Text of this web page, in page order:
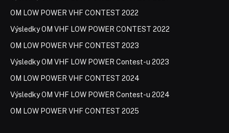
OM LOW POWER VHF CONTEST 2022
Výsledky OM VHF LOW POWER CONTEST 2022
OM LOW POWER VHF CONTEST 2023
Výsledky OM VHF LOW POWER Contest-u 2023
OM LOW POWER VHF CONTEST 2024
Výsledky OM VHF LOW POWER Contest-u 2024
OM LOW POWER VHF CONTEST 2025